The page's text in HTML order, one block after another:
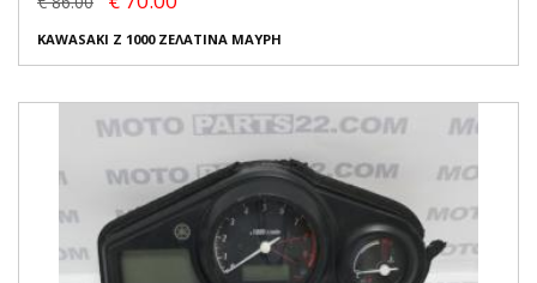
KAWASAKI Z 1000 ΖΕΛΑΤΙΝΑ ΜΑΥΡΗ